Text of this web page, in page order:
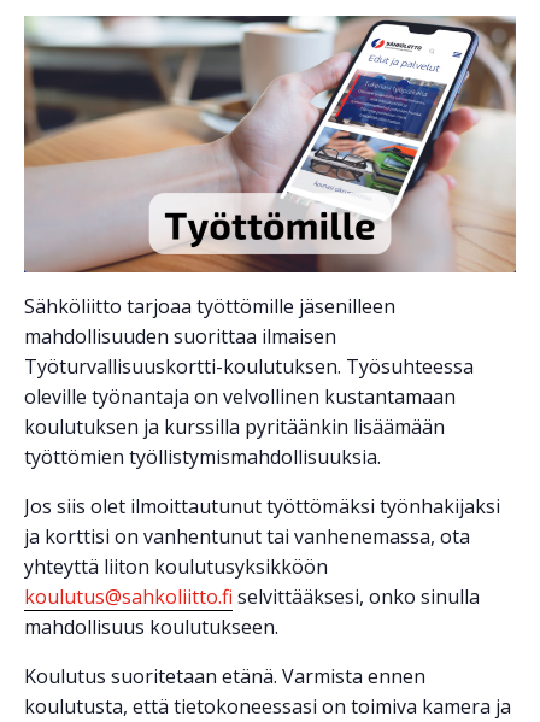
Sähköliitto tarjoaa työttömille jäsenilleen
mahdollisuuden suorittaa ilmaisen
Työturvallisuuskortti-koulutuksen. Työsuhteessa
oleville työnantaja on velvollinen kustantamaan
koulutuksen ja kurssilla pyritäänkin lisäämään
työttömien työllistymismahdollisuuksia.
Jos siis olet ilmoittautunut työttömäksi työnhakijaksi
ja korttisi on vanhentunut tai vanhenemassa, ota
yhteyttä liiton koulutusyksikköön
koulutus@sahkoliitto.fi selvittääksesi, onko sinulla
mahdollisuus koulutukseen.
Koulutus suoritetaan etänä. Varmista ennen
koulutusta, että tietokoneessasi on toimiva kamera ja